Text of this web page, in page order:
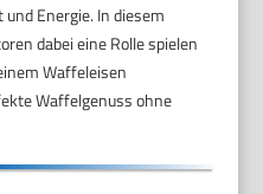
Energie. In diesem
dabei eine Rolle spielen
Waffeleisen
Waffelgenuss ohne